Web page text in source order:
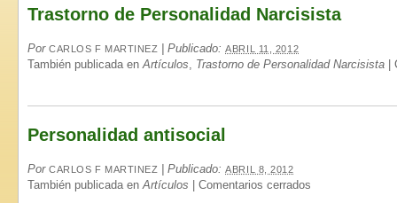
Trastorno de Personalidad Narcisista
Por CARLOS F MARTINEZ |Publicado:ABRIL 11, 2012
También publicada enArtículos, Trastorno de Personalidad Narcisista
Personalidad antisocial
Por CARLOS F MARTINEZ |Publicado:ABRIL 8, 2012
También publicada enArtículos Comentarios cerrados